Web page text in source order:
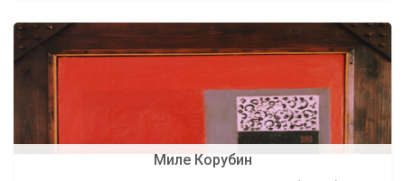
Миле Корубин
Мирослав Масин